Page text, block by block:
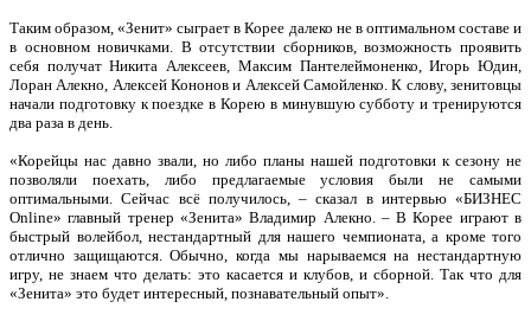
Таким образом, «Зенит» сыграет в Корее далеко не в оптимальном составе и
в основном новичками. В отсутствии сборников, возможность проявить
себя получат Никита Алексеев, Максим Пантелеймоненко, Игорь Юдин,
Лоран Алекно, Алексей Кононов и Алексей Самойленко. К слову, зенитовцы
начали подготовку к поездке в Корею в минувшую субботу и тренируются
два раза в день.
«Корейцы нас давно звали, но либо планы нашей подготовки к сезону не
позволяли поехать, либо предлагаемые условия были не самыми
оптимальными. Сейчас всё получилось, – сказал в интервью «БИЗНЕС
Online» главный тренер «Зенита» Владимир Алекно. – В Корее играют в
быстрый волейбол, нестандартный для нашего чемпионата, а кроме того
отлично защищаются. Обычно, когда мы нарываемся на нестандартную
игру, не знаем что делать: это касается и клубов, и сборной. Так что для
«Зенита» это будет интересный, познавательный опыт».